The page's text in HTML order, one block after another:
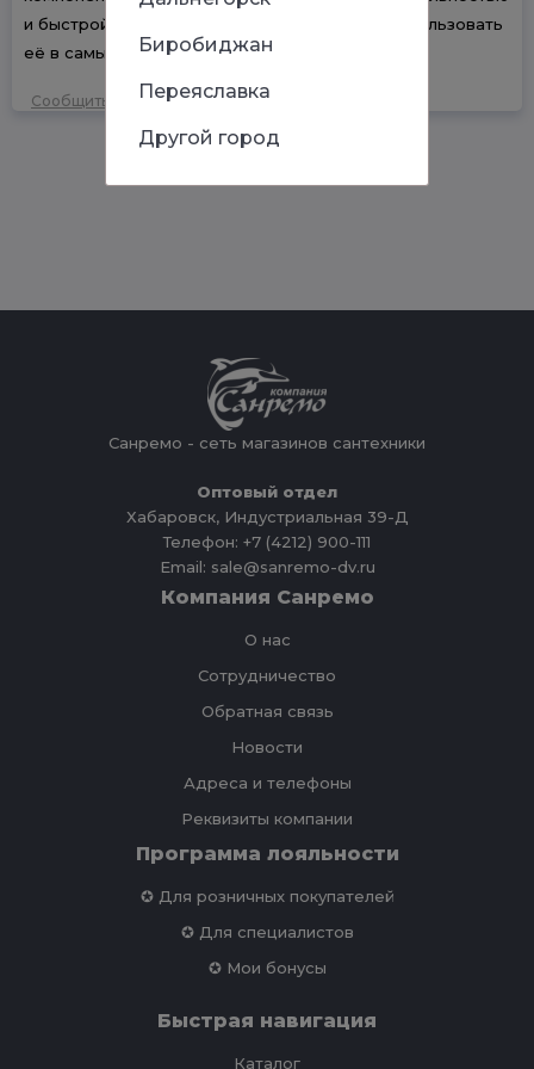
и быстрой полимеризацией, что позволяет использовать
её в самых суровых зимних условиях.
Сообщить об ошибке
Санремо - сеть магазинов сантехники
Оптовый отдел
Хабаровск, Индустриальная 39-Д
Телефон: +7 (4212) 900-111
Email: sale@sanremo-dv.ru
Компания Санремо
О нас
Сотрудничество
Обратная связь
Новости
Адреса и телефоны
Реквизиты компании
Программа лояльности
✪ Для розничных покупателей
✪ Для специалистов
✪ Мои бонусы
Быстрая навигация
Каталог
Биробиджан
Переяславка
Другой город